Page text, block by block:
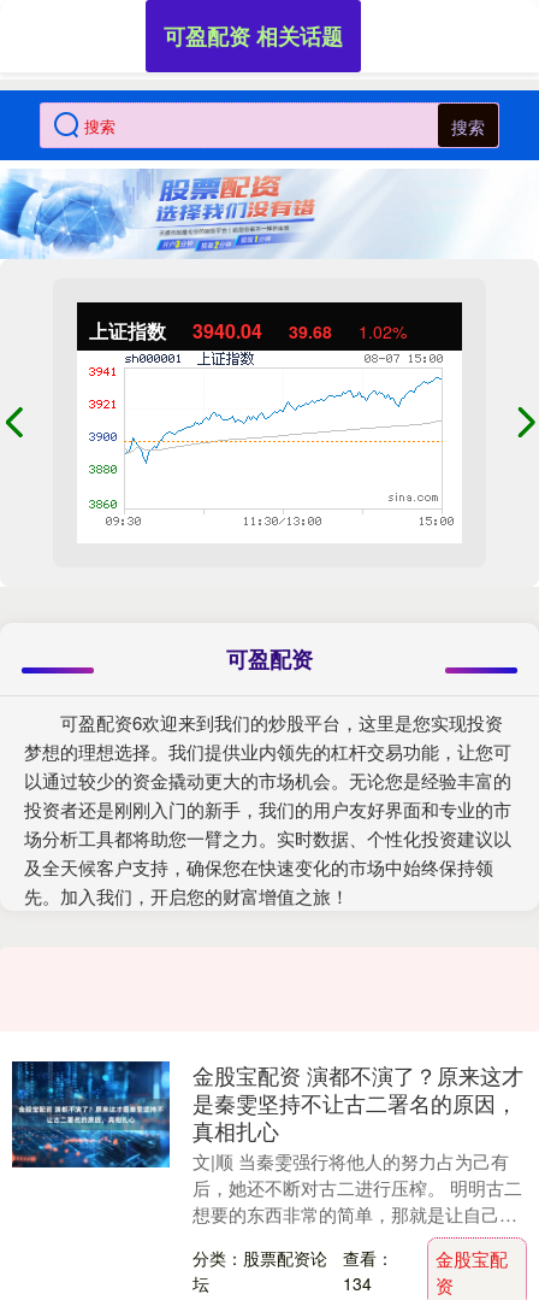
搜索
上证指数 3940.04 39.68 1.02%
可盈配资
可盈配资6欢迎来到我们的炒股平台，这里是您实现投资
梦想的理想选择。我们提供业内领先的杠杆交易功能，让您可
以通过较少的资金撬动更大的市场机会。无论您是经验丰富的
投资者还是刚刚入门的新手，我们的用户友好界面和专业的市
场分析工具都将助您一臂之力。实时数据、个性化投资建议以
及全天候客户支持，确保您在快速变化的市场中始终保持领
先。加入我们，开启您的财富增值之旅！
可盈配资 相关话题
金股宝配资 演都不演了？原来这才
是秦雯坚持不让古二署名的原因，
真相扎心
文|顺 当秦雯强行将他人的努力占为己有
后，她还不断对古二进行压榨。 明明古二
想要的东西非常的简单，那就是让自己的
名字出现在编剧那一栏当中。 面对这样简
单的要求，....
分类：股票配资论
坛
查看：
134
金股宝配
资